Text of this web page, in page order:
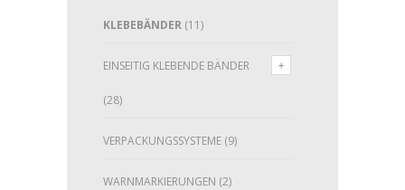
KLEBEBÄNDER (11)
EINSEITIG KLEBENDE BÄNDER
(28)
VERPACKUNGSSYSTEME (9)
WARNMARKIERUNGEN (2)